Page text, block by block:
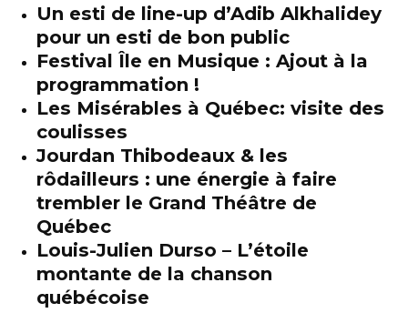
Un esti de line-up d’Adib Alkhalidey
pour un esti de bon public
Festival Île en Musique : Ajout à la
programmation !
Les Misérables à Québec: visite des
coulisses
Jourdan Thibodeaux & les
rôdailleurs : une énergie à faire
trembler le Grand Théâtre de
Québec
Louis-Julien Durso – L’étoile
montante de la chanson
québécoise